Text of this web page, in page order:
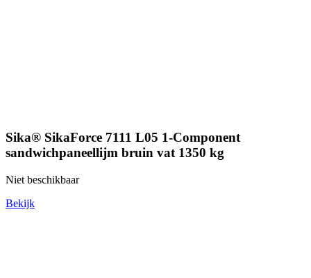
Sika® SikaForce 7111 L05 1-Component
sandwichpaneellijm bruin vat 1350 kg
Niet beschikbaar
Bekijk